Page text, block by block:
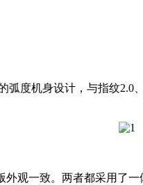
度机身设计，与指纹
观一致。两者都采用